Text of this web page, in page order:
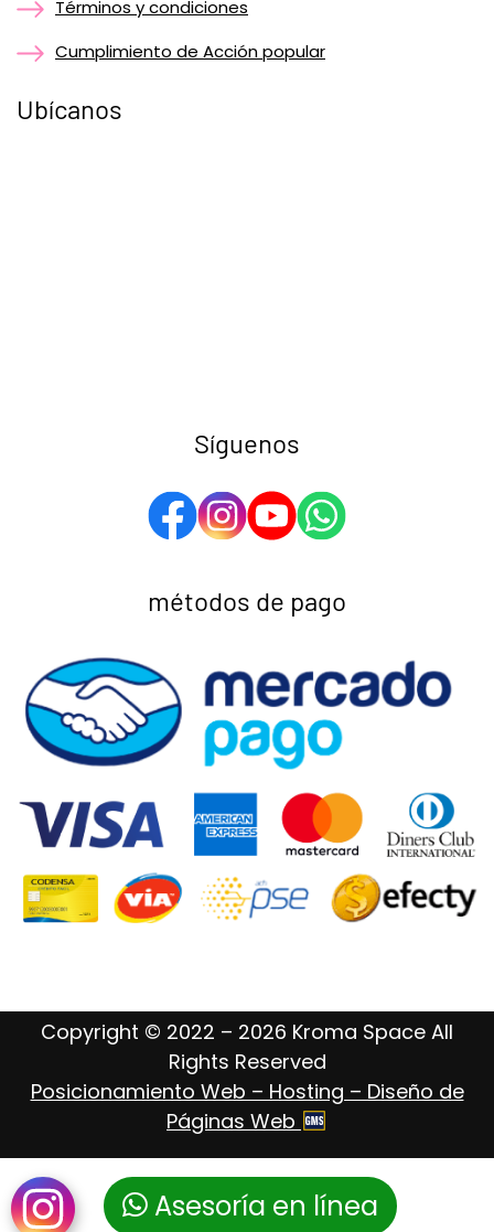
Asesoría en línea
Términos y condiciones
Cumplimiento de Acción popular
Ubícanos
Síguenos
métodos de pago
Copyright © 2022 – 2026 Kroma Space All
Rights Reserved
Posicionamiento Web – Hosting – Diseño de
Páginas Web